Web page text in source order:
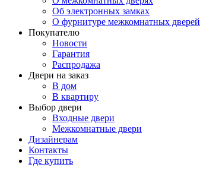
Об электронных замках
О фурнитуре межкомнатных дверей
Покупателю
Новости
Гарантия
Распродажа
Двери на заказ
В дом
В квартиру
Выбор двери
Входные двери
Межкомнатные двери
Дизайнерам
Контакты
Где купить